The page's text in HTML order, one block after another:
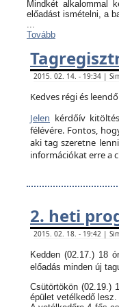
Mindkét alkalommal
előadást ismételni, a
...
Tovább
2015. 02. 14. - 19:34 |
Kedves régi és
Jelen kérdőív
félévére. Fontos,
aki tag szeretne
információkat erre a
2. heti
2015. 02. 18. - 19:42 |
Kedden (02.17.) 18
előadás minden új
Csütörtökön (02.19.)
épület vetélkedő lesz.